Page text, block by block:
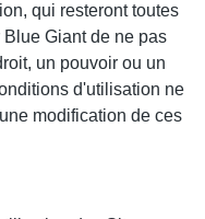
qui resteront toutes
Giant de ne pas
un pouvoir ou un
d'utilisation ne
modification de ces